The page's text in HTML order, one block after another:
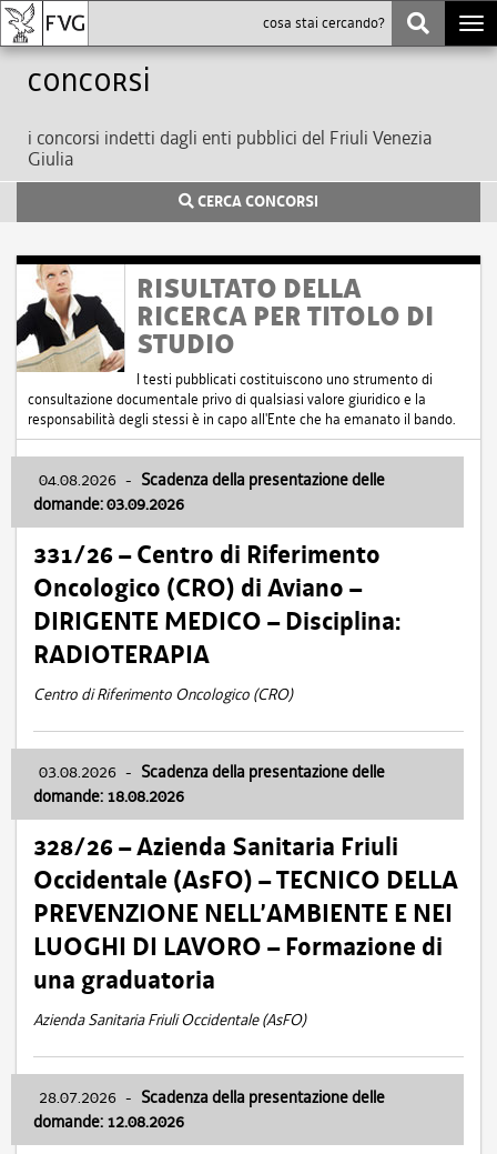
Concorsi
i concorsi indetti dagli enti pubblici del Friuli Venezia
Giulia
CERCA CONCORSI
RISULTATO DELLA
RICERCA PER TITOLO DI
STUDIO
I testi pubblicati costituiscono uno strumento di
consultazione documentale privo di qualsiasi valore giuridico e la
responsabilità degli stessi è in capo all'Ente che ha emanato il bando.
04.08.2026 - Scadenza della presentazione delle
domande: 03.09.2026
331/26 – Centro di Riferimento
Oncologico (CRO) di Aviano –
DIRIGENTE MEDICO – Disciplina:
RADIOTERAPIA
Centro di Riferimento Oncologico (CRO)
03.08.2026 - Scadenza della presentazione delle
domande: 18.08.2026
328/26 – Azienda Sanitaria Friuli
Occidentale (AsFO) – TECNICO DELLA
PREVENZIONE NELL’AMBIENTE E NEI
LUOGHI DI LAVORO – Formazione di
una graduatoria
Azienda Sanitaria Friuli Occidentale (AsFO)
28.07.2026 - Scadenza della presentazione delle
domande: 12.08.2026